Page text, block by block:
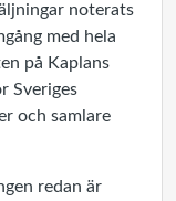
noterats
med hela
på Kaplans
Sveriges
och samlare
redan är